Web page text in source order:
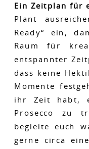
Ein Zeitplan für
Plant
Ready“ ein,
Raum für
entspannter
dass keine
Momente
ihr Zeit habt,
Prosecco zu
begleite euch
gerne circa